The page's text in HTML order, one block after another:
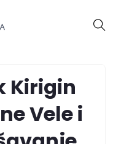
Kirigin
Vele i